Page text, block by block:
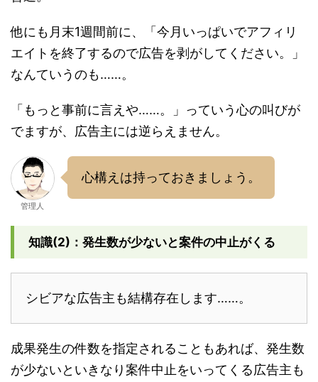
他にも月末1週間前に、「今月いっぱいでアフィリ
エイトを終了するので広告を剥がしてください。」
なんていうのも……。
「もっと事前に言えや……。」っていう心の叫びが
でますが、広告主には逆らえません。
管理人
心構えは持っておきましょう。
知識(2)：発生数が少ないと案件の中止がくる
シビアな広告主も結構存在します……。
成果発生の件数を指定されることもあれば、発生数
が少ないといきなり案件中止をいってくる広告主も